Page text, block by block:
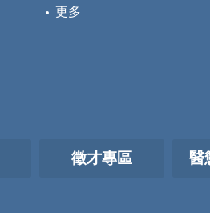
更多
徵才專區 醫